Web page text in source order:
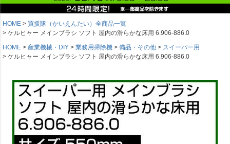
HOME
買援隊（かいえんたい）全商品一覧
ケルヒャー メインブラシ ソフト 屋内の滑らかな床用 6.906-886.0
HOME
産業機械・DIY 業務用掃除機 備品・その他
スイーパー用
ケルヒャー メインブラシ ソフト 屋内の滑らかな床用 6.906-886.0